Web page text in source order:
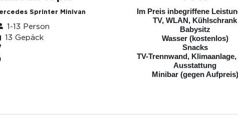
Sprinter Minivan
1-13 Person
13 Gepäck
Im Preis inbegriffene
TV, WLAN, Kühlschrank
Babysitz
Wasser (kostenlos)
Snacks
TV-Trennwand, Klimaanlage,
Ausstattung
Minibar (gegen Aufpreis)